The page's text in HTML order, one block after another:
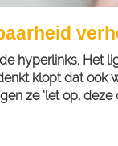
hyperlinks. Het
klopt dat ook
ze ‘let op,